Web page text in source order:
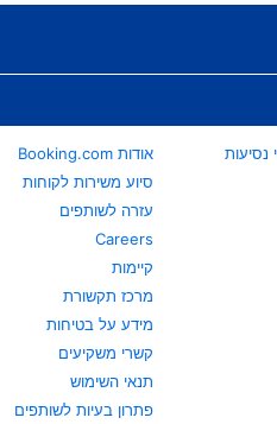
אודות Booking.com
סיוע משירות לקוחות
עזרה לשותפים
Careers
קיימות
מרכז תקשורת
מידע על בטיחות
קשרי משקיעים
תנאי השימוש
פתרון בעיות לשותפים